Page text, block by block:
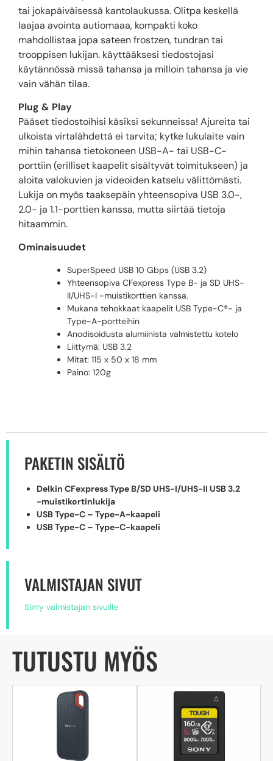
tai jokapäiväisessä kantolaukussa. Olitpa keskellä
laajaa avointa autiomaaa, kompakti koko
mahdollistaa jopa sateen frostzen, tundran tai
trooppisen lukijan. käyttääksesi tiedostojasi
käytännössä missä tahansa ja milloin tahansa ja vie
vain vähän tilaa.
Plug & Play
Pääset tiedostoihisi käsiksi sekunneissa! Ajureita tai
ulkoista virtalähdettä ei tarvita; kytke lukulaite vain
mihin tahansa tietokoneen USB-A- tai USB-C-
porttiin (erilliset kaapelit sisältyvät toimitukseen) ja
aloita valokuvien ja videoiden katselu välittömästi.
Lukija on myös taaksepäin yhteensopiva USB 3.0-,
2.0- ja 1.1-porttien kanssa, mutta siirtää tietoja
hitaammin.
Ominaisuudet
SuperSpeed USB 10 Gbps (USB 3.2)
Yhteensopiva CFexpress Type B- ja SD UHS-
II/UHS-I -muistikorttien kanssa.
Mukana tehokkaat kaapelit USB Type-C®- ja
Type-A-portteihin
Anodisoidusta alumiinista valmistettu kotelo
Liittymä: USB 3.2
Mitat: 115 x 50 x 18 mm
Paino: 120g
PAKETIN SISÄLTÖ
Delkin CFexpress Type B/SD UHS-I/UHS-II USB 3.2
-muistikortinlukija
USB Type-C – Type-A-kaapeli
USB Type-C – Type-C-kaapeli
VALMISTAJAN SIVUT
Siirry valmistajan sivuille
TUTUSTU MYÖS